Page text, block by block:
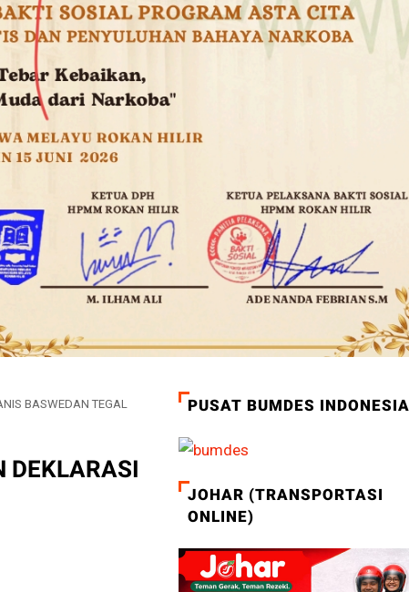
BASWEDAN TEGAL
DEKLARASI
PUSAT BUMDES INDONESIA
JOHAR (TRANSPORTASI
ONLINE)